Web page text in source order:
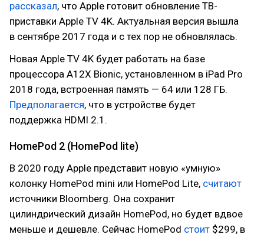
рассказал, что Apple готовит обновление ТВ-
приставки Apple TV 4K. Актуальная версия вышла
в сентябре 2017 года и с тех пор не обновлялась.
Новая Apple TV 4K будет работать на базе
процессора A12X Bionic, установленном в iPad Pro
2018 года, встроенная память — 64 или 128 ГБ.
Предполагается, что в устройстве будет
поддержка HDMI 2.1.
HomePod 2 (HomePod lite)
В 2020 году Apple представит новую «умную»
колонку HomePod mini или HomePod Lite, считают
источники Bloomberg. Она сохранит
цилиндрический дизайн HomePod, но будет вдвое
меньше и дешевле. Сейчас HomePod стоит $299, в